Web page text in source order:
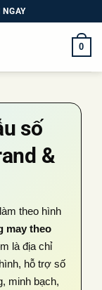
0
số
&
theo hình
may theo
là địa chỉ
hỗ trợ số
minh bạch,